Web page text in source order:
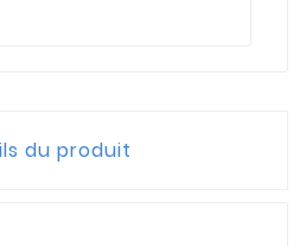
du produit